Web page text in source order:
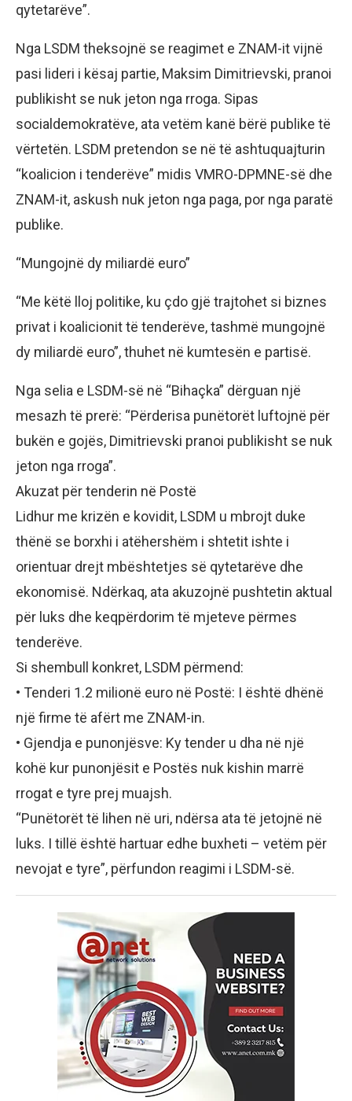
qytetarëve”.
Nga LSDM theksojnë se reagimet e ZNAM-it vijnë
pasi lideri i kësaj partie, Maksim Dimitrievski, pranoi
publikisht se nuk jeton nga rroga. Sipas
socialdemokratëve, ata vetëm kanë bërë publike të
vërtetën. LSDM pretendon se në të ashtuquajturin
“koalicion i tenderëve” midis VMRO-DPMNE-së dhe
ZNAM-it, askush nuk jeton nga paga, por nga paratë
publike.
“Mungojnë dy miliardë euro”
“Me këtë lloj politike, ku çdo gjë trajtohet si biznes
privat i koalicionit të tenderëve, tashmë mungojnë
dy miliardë euro”, thuhet në kumtesën e partisë.
Nga selia e LSDM-së në “Bihaçka” dërguan një
mesazh të prerë: “Përderisa punëtorët luftojnë për
bukën e gojës, Dimitrievski pranoi publikisht se nuk
jeton nga rroga”.
Akuzat për tenderin në Postë
Lidhur me krizën e kovidit, LSDM u mbrojt duke
thënë se borxhi i atëhershëm i shtetit ishte i
orientuar drejt mbështetjes së qytetarëve dhe
ekonomisë. Ndërkaq, ata akuzojnë pushtetin aktual
për luks dhe keqpërdorim të mjeteve përmes
tenderëve.
Si shembull konkret, LSDM përmend:
• Tenderi 1.2 milionë euro në Postë: I është dhënë
një firme të afërt me ZNAM-in.
• Gjendja e punonjësve: Ky tender u dha në një
kohë kur punonjësit e Postës nuk kishin marrë
rrogat e tyre prej muajsh.
“Punëtorët të lihen në uri, ndërsa ata të jetojnë në
luks. I tillë është hartuar edhe buxheti – vetëm për
nevojat e tyre”, përfundon reagimi i LSDM-së.